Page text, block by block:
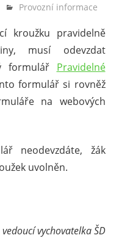
Provozní informace
kroužku pravidelně
musí odevzdat
formulář Pravidelné
formulář si rovněž
na webových
neodevzdáte, žák
uvolněn.
vychovatelka ŠD